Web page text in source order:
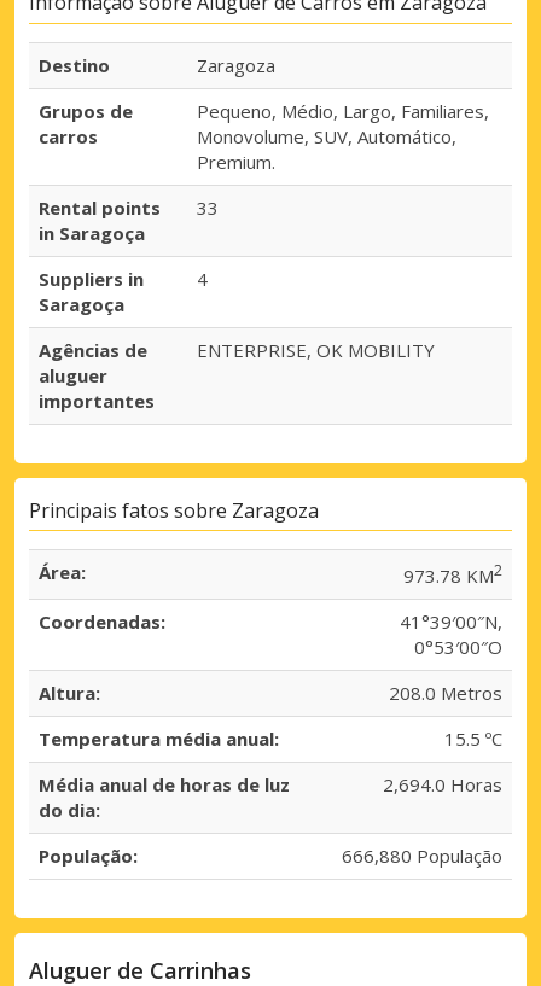
Destino
Zaragoza
Grupos de
carros
Pequeno, Médio, Largo, Familiares,
Monovolume, SUV, Automático,
Premium.
Rental points
in Saragoça
33
Suppliers in
Saragoça
4
Agências de
aluguer
importantes
ENTERPRISE, OK MOBILITY
Principais fatos sobre Zaragoza
Área: 973.78 KM2
Coordenadas:
41°39′00″N,
0°53′00″O
Altura:
208.0 Metros
Temperatura média anual:
15.5 ºC
Média anual de horas de luz
do dia:
2,694.0 Horas
População: 666,880 População
Aluguer de Carrinhas